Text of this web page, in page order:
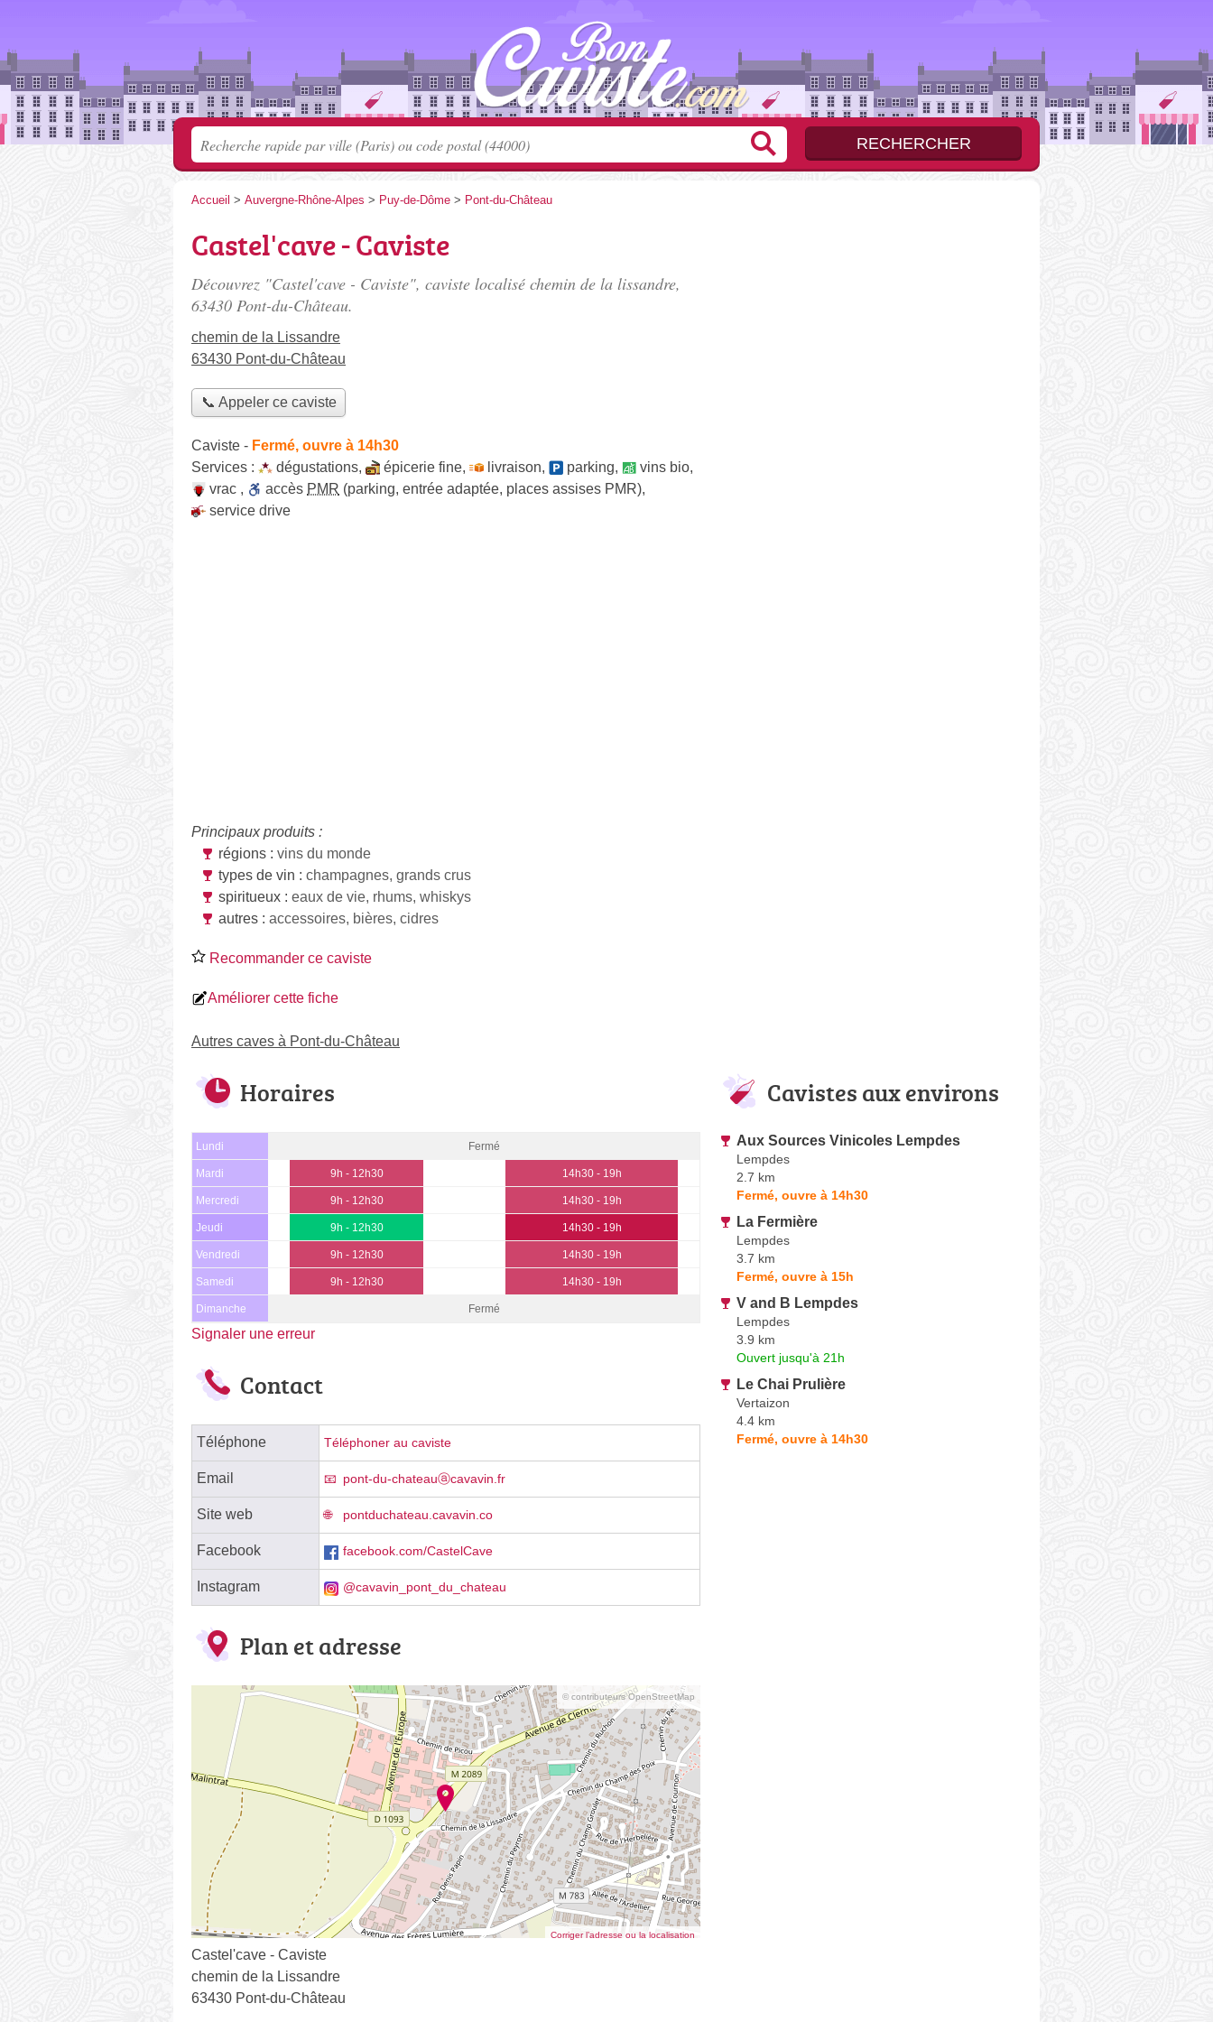
Accueil > Auvergne-Rhône-Alpes > Puy-de-Dôme > Pont-du-Château
Castel'cave - Caviste
Découvrez "Castel'cave - Caviste", caviste localisé chemin de la lissandre,
63430 Pont-du-Château.
chemin de la Lissandre
63430 Pont-du-Château
📞 Appeler ce caviste
Caviste - Fermé, ouvre à 14h30
Services :
dégustations, épicerie fine, livraison, parking, vins bio,
vrac , accès PMR (parking, entrée adaptée, places assises PMR),
service drive
Principaux produits :
régions : vins du monde
types de vin : champagnes, grands crus
spiritueux : eaux de vie, rhums, whiskys
autres : accessoires, bières, cidres
Recommander ce caviste
Améliorer cette fiche
Autres caves à Pont-du-Château
Horaires
Lundi Fermé
Mardi 9h - 12h30 14h30 - 19h
Mercredi 9h - 12h30 14h30 - 19h
Jeudi 9h - 12h30 14h30 - 19h
Vendredi 9h - 12h30 14h30 - 19h
Samedi 9h - 12h30 14h30 - 19h
Dimanche Fermé
Signaler une erreur
Contact
Téléphone Téléphoner au caviste
Email pont-du-chateauⓐcavavin.fr
Site web pontduchateau.cavavin.co
Facebook facebook.com/CastelCave
Instagram @cavavin_pont_du_chateau
Plan et adresse
© contributeurs OpenStreetMap
Corriger l’adresse ou la localisation
Castel'cave - Caviste
chemin de la Lissandre
63430 Pont-du-Château
Cavistes aux environs
Aux Sources Vinicoles Lempdes
Lempdes
2.7 km
Fermé, ouvre à 14h30
La Fermière
Lempdes
3.7 km
Fermé, ouvre à 15h
V and B Lempdes
Lempdes
3.9 km
Ouvert jusqu'à 21h
Le Chai Prulière
Vertaizon
4.4 km
Fermé, ouvre à 14h30